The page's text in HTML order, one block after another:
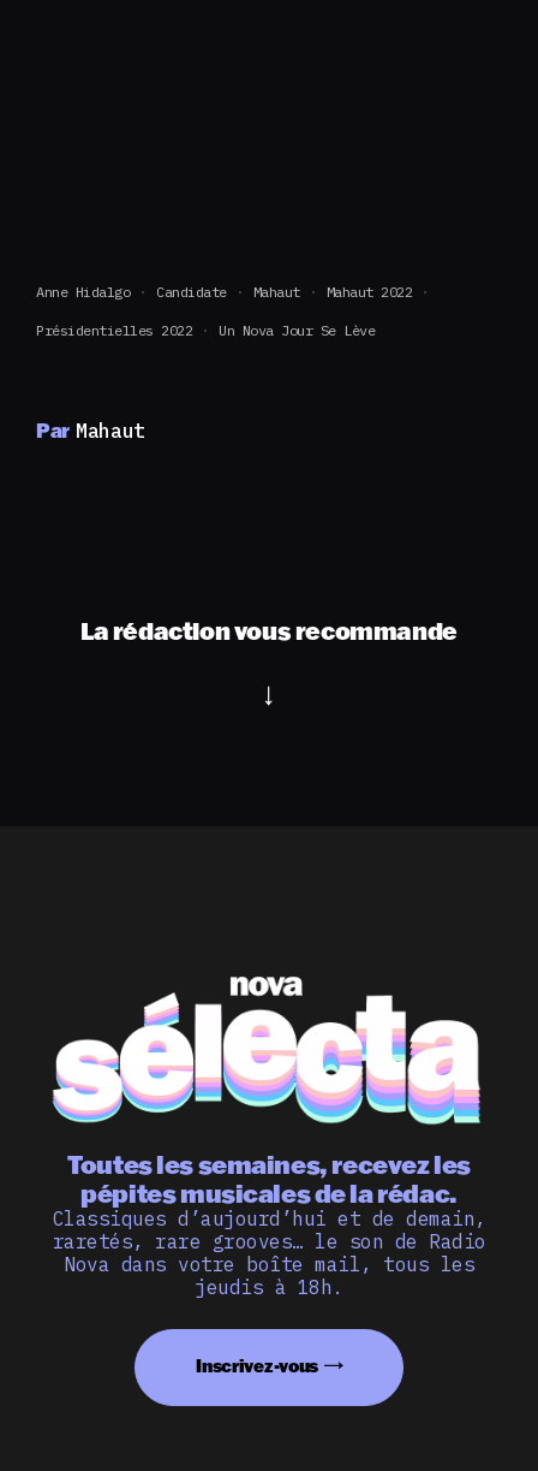
Anne Hidalgo Candidate Mahaut Mahaut 2022
Présidentielles 2022 Un Nova Jour Se Lève
Par Mahaut
La rédaction vous recommande
Toutes les semaines, recevez les
pépites musicales de la rédac.
Classiques d’aujourd’hui et de demain,
raretés, rare grooves… le son de Radio
Nova dans votre boîte mail, tous les
jeudis à 18h.
Inscrivez-vous